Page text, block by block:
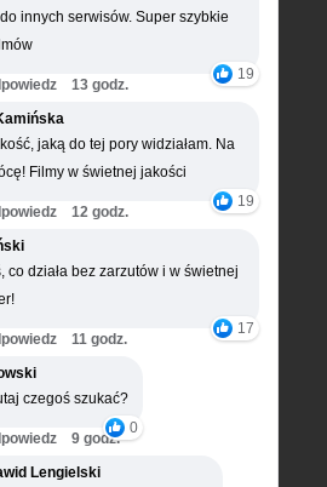
innych serwisów. Super szybkie
19
13 godz.
jaką do tej pory widziałam. Na
Filmy w świetnej jakości
19
12 godz.
co działa bez zarzutów i w świetnej
17
11 godz.
czegoś szukać?
0
9 godz.
Lengielski